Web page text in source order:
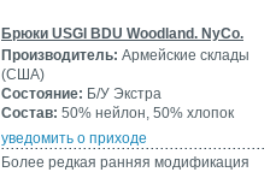
Брюки USGI BDU Woodland. NyCo.
Производитель: Армейские склады
(США)
Состояние: Б/У Экстра
Состав: 50% нейлон, 50% хлопок
уведомить о приходе
Более редкая ранняя модификация